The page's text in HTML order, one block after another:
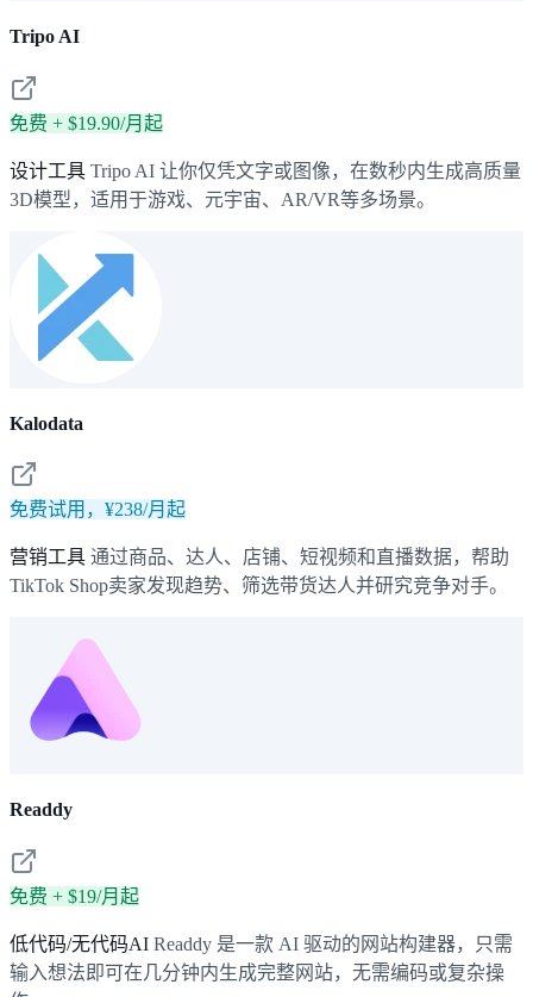
Tripo AI
免费 + $19.90/月起
设计工具 Tripo AI 让你仅凭文字或图像，在数秒内生成高质量
3D模型，适用于游戏、元宇宙、AR/VR等多场景。
Kalodata
免费试用，¥238/月起
营销工具 通过商品、达人、店铺、短视频和直播数据，帮助
TikTok Shop卖家发现趋势、筛选带货达人并研究竞争对手。
Readdy
免费 + $19/月起
低代码/无代码AI Readdy 是一款 AI 驱动的网站构建器，只需
输入想法即可在几分钟内生成完整网站，无需编码或复杂操